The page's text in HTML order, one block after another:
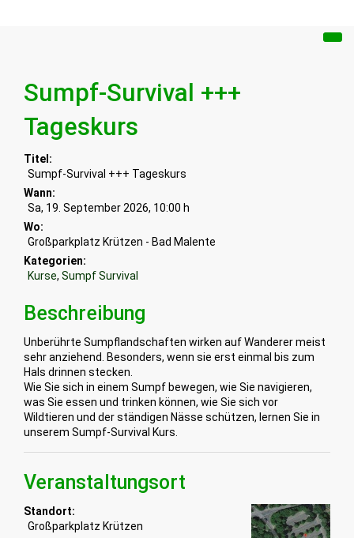
Sumpf-Survival +++
Tageskurs
Titel:
Sumpf-Survival +++ Tageskurs
Wann:
Sa, 19. September 2026, 10:00 h
Wo:
Großparkplatz Krützen - Bad Malente
Kategorien:
Kurse, Sumpf Survival
Beschreibung
Unberührte Sumpflandschaften wirken auf Wanderer meist
sehr anziehend. Besonders, wenn sie erst einmal bis zum
Hals drinnen stecken.
Wie Sie sich in einem Sumpf bewegen, wie Sie navigieren,
was Sie essen und trinken können, wie Sie sich vor
Wildtieren und der ständigen Nässe schützen, lernen Sie in
unserem Sumpf-Survival Kurs.
Veranstaltungsort
Standort:
Großparkplatz Krützen